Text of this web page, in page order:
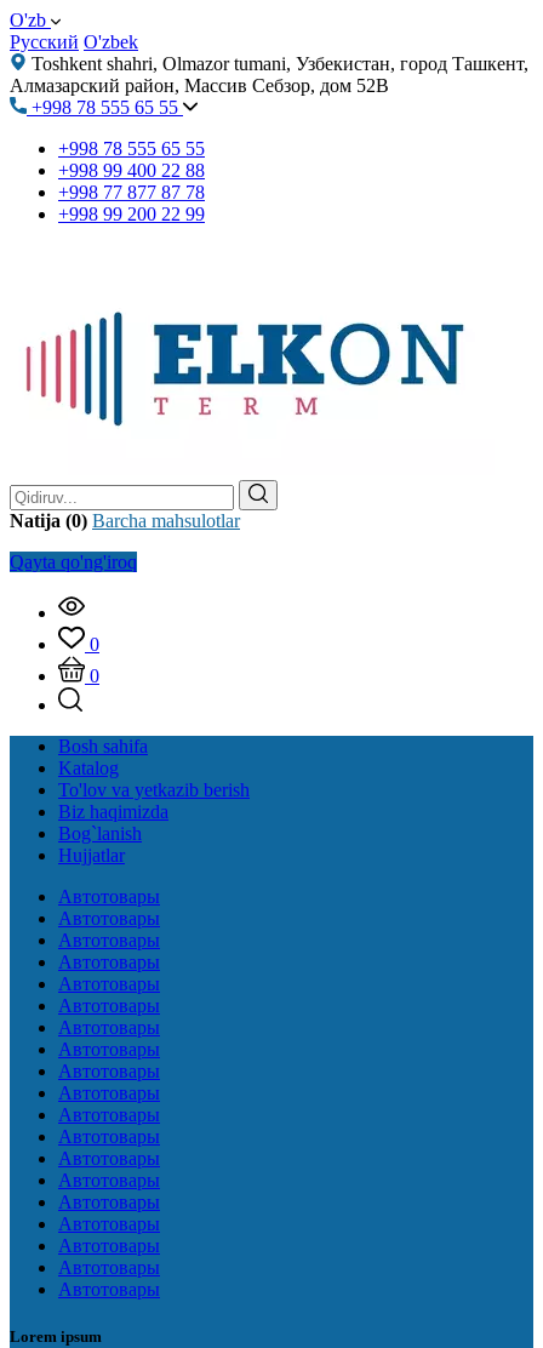
O'zb
Русский O'zbek
Toshkent shahri, Olmazor tumani, Узбекистан, город Ташкент,
Алмазарский район, Массив Себзор, дом 52В
+998 78 555 65 55
+998 78 555 65 55
+998 99 400 22 88
+998 77 877 87 78
+998 99 200 22 99
Natija (0) Barcha mahsulotlar
Qayta qo'ng'iroq
0
0
Bosh sahifa
Katalog
To'lov va yetkazib berish
Biz haqimizda
Bog`lanish
Hujjatlar
Автотовары
Автотовары
Автотовары
Автотовары
Автотовары
Автотовары
Автотовары
Автотовары
Автотовары
Автотовары
Автотовары
Автотовары
Автотовары
Автотовары
Автотовары
Автотовары
Автотовары
Автотовары
Автотовары
Lorem ipsum